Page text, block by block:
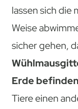
lassen sich die
Weise
sicher gehen,
Erde
Tiere einen